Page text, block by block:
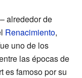
alrededor de
Renacimiento,
uno de los
las épocas de
es famoso por su